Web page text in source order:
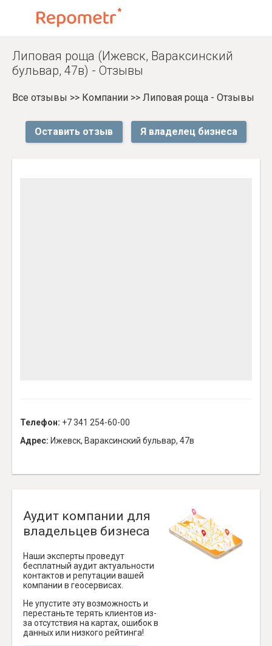
Липовая роща (Ижевск, Вараксинский
бульвар, 47в) - Отзывы
Все отзывы >> Компании >> Липовая роща - Отзывы
Оставить отзыв Я владелец бизнеса
Телефон: +7 341 254-60-00
Адрес: Ижевск, Вараксинский бульвар, 47в
Аудит компании для
владельцев бизнеса
Наши эксперты проведут
бесплатный аудит актуальности
контактов и репутации вашей
компании в геосервисах.
Не упустите эту возможность и
перестаньте терять клиентов из-
за отсутствия на картах, ошибок в
данных или низкого рейтинга!